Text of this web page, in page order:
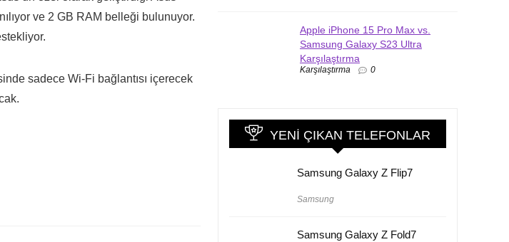
ve 2 GB RAM belleği bulunuyor.
sadece Wi-Fi bağlantısı içerecek
Apple iPhone 15 Pro Max vs.
Samsung Galaxy S23 Ultra
Karşılaştırma
Karşılaştırma 0
YENI ÇIKAN TELEFONLAR
Samsung Galaxy Z Flip7
Samsung
Samsung Galaxy Z Fold7